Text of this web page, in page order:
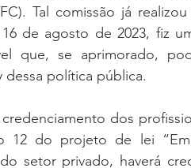
Tal comissão já
16 de agosto de 2023, fiz
que, se aprimorado,
dessa política pública.
dos
12 do projeto de lei “Em
setor privado, haverá